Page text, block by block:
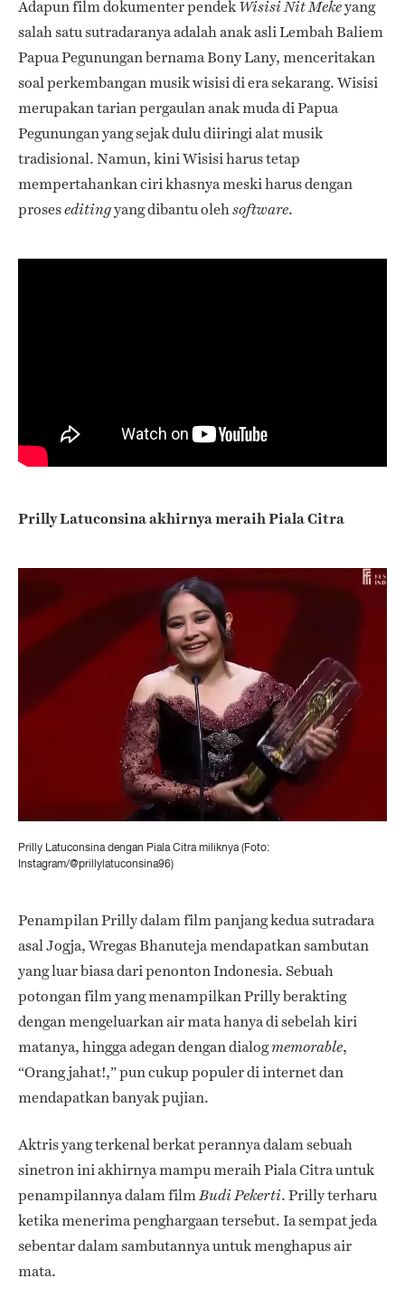
Adapun film dokumenter pendekWisisi Nit Mekeyang
salah satu sutradaranya adalah anak asli Lembah Baliem
Papua Pegunungan bernama Bony Lany,menceritakan
soal perkembangan musik wisisi di era sekarang. Wisisi
merupakan tarian pergaulan anak muda di Papua
Pegunungan yang sejak dulu diiringi alat musik
tradisional. Namun, kini Wisisi harus tetap
mempertahankan ciri khasnya meski harus dengan
proseseditingyang dibantu olehsoftware.
Prilly Latuconsina akhirnya meraih Piala Citra
Prilly Latuconsina dengan Piala Citra miliknya (Foto:
Instagram/@prillylatuconsina96)
Penampilan Prilly dalam film panjang kedua sutradara
asal Jogja, Wregas Bhanuteja mendapatkan sambutan
yang luar biasa dari penonton Indonesia. Sebuah
potongan film yang menampilkan Prilly berakting
dengan mengeluarkan air mata hanya di sebelah kiri
matanya, hingga adegan dengan dialogmemorable,
“Orang jahat!,” pun cukup populer di internet dan
mendapatkan banyak pujian.
Aktris yang terkenal berkat perannya dalam sebuah
sinetron ini akhirnya mampu meraih Piala Citra untuk
penampilannya dalam filmBudi Pekerti. Prilly terharu
ketika menerima penghargaan tersebut. Ia sempat jeda
sebentar dalam sambutannya untuk menghapus air
mata.